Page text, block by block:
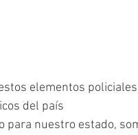
elementos
del país
para nuestro estado,